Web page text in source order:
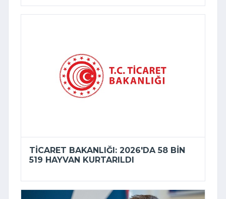
TICARET BAKANLIĞI: 2026'DA 58 BIN
519 HAYVAN KURTARILDI